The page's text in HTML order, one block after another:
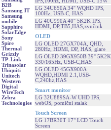
B2B
Samsung IT
Samsung
mobile
Sapphire
SolarEdge
Sony
Spire
Thermal
Grizzly
TP-Link
Trinasolar
Ubiquiti
Unitech
Western
Digital
WireTech
Zebra
Technologies
LG 34U650A 34'' WQHD IPS,
100Hz, USB-C, HAS
LG 40U990A 40'' 5K2K IPS,
HDMI, DP,TB5,HAS,zvučnik
OLED
LG OLED 27GX704A, QHD,
280Hz, HDMI, DP, HAS, glare
LG OLED 39GX950B 39'' 5K2K,
330/165Hz, USB-C,HAS
LG OLED 45GX900A
WQHD,HDMI 2.1,USB-
C,240hz,HAS
Smart monitor
LG 32U889SA-W UHD IPS,
webOS, pomični stalak
Touch Screen
LG 17BR30T 17" LCD Touch
Screen